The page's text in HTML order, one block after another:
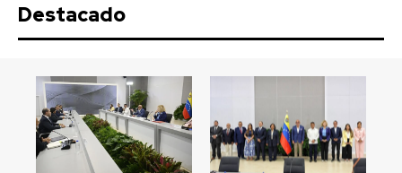
Destacado